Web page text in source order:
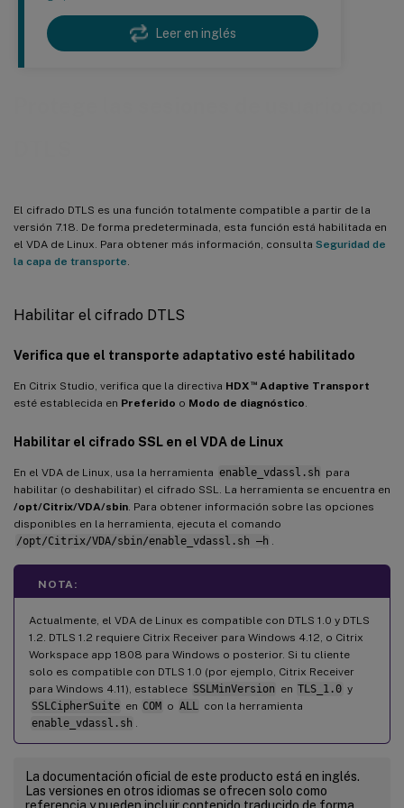
Leer en inglés
El cifrado DTLS es una función totalmente compatible a partir de la
versión 7.18. De forma predeterminada, esta función está habilitada en
el VDA de Linux. Para obtener más información, consulta Seguridad de
la capa de transporte
Habilitar el cifrado DTLS
Verifica que el transporte adaptativo esté habilitado
En Citrix Studio, verifica que la directiva HDX ™Adaptive Transport
esté establecida en Preferido o Modo de diagnóstico
Habilitar el cifrado SSL en el VDA de Linux
En el VDA de Linux, usa la herramienta enable_vdassl.sh para
habilitar (o deshabilitar) el cifrado SSL. La herramienta se encuentra en
/opt/Citrix/VDA/sbin . Para obtener información sobre las opciones
disponibles en la herramienta, ejecuta el comando
/opt/Citrix/VDA/sbin/enable_vdassl.sh –h
NOTA:
Actualmente, el VDA de Linux es compatible con DTLS 1.0 y DTLS
1.2. DTLS 1.2 requiere Citrix Receiver para Windows 4.12, o Citrix
Workspace app 1808 para Windows o posterior. Si tu cliente
solo es compatible con DTLS 1.0 (por ejemplo, Citrix Receiver
para Windows 4.11), establece SSLMinVersion en TLS_1.0 y
SSLCipherSuite en COM o ALL
con la herramienta
enable_vdassl.sh
La documentación oficial de este producto está en inglés.
Las versiones en otros idiomas se ofrecen solo como
referencia y pueden incluir contenido traducido de forma